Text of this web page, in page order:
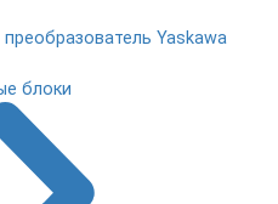
Yaskawa
блоки